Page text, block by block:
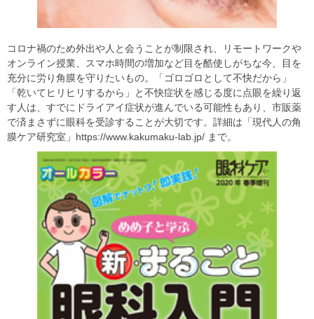
コロナ禍のため外出や人と会うことが制限され、リモートワークや
オンライン授業、スマホ時間の増加など目を酷使しがちな今、目を
充分に労り角膜を守りたいもの。「ゴロゴロとして不快だから」
「乾いてヒリヒリするから」と不快症状を感じる度に点眼を繰り返
す人は、すでにドライアイ症状が進んでいる可能性もあり、市販薬
で済まさずに眼科を受診することが大切です。詳細は「現代人の角
膜ケア研究室」https://www.kakumaku-lab.jp/ まで。